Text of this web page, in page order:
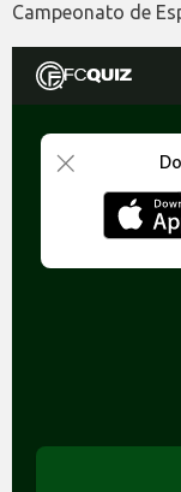
Campeonato de